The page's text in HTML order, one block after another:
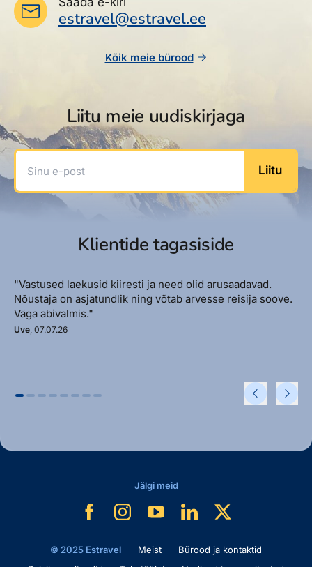
estravel@estravel.ee
Kõik meie bürood
Liitu meie uudiskirjaga
Sinu e-post
Liitu
Klientide tagasiside
"Vastused laekusid kiiresti ja need olid arusaadavad.
Nõustaja on asjatundlik ning võtab arvesse reisija soove.
Väga abivalmis."
Uve , 07.07.26
© 2025 Estravel Meist
Bürood ja kontaktid
Jälgi meid